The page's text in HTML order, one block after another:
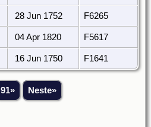
28 Jun 1752 F6265
04 Apr 1820 F5617
16 Jun 1750 F1641
91» Neste»